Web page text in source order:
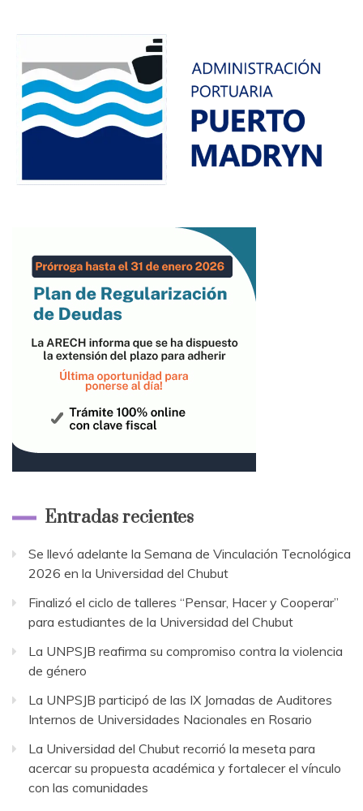
Entradas recientes
Se llevó adelante la Semana de Vinculación Tecnológica
2026 en la Universidad del Chubut
Finalizó el ciclo de talleres “Pensar, Hacer y Cooperar”
para estudiantes de la Universidad del Chubut
La UNPSJB reafirma su compromiso contra la violencia
de género
La UNPSJB participó de las IX Jornadas de Auditores
Internos de Universidades Nacionales en Rosario
La Universidad del Chubut recorrió la meseta para
acercar su propuesta académica y fortalecer el vínculo
con las comunidades